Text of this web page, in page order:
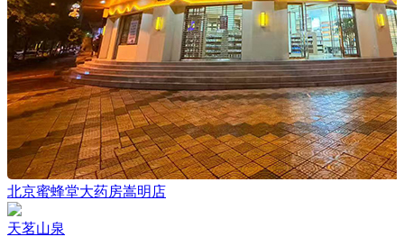
北京蜜蜂堂大药房嵩明店
天茗山泉